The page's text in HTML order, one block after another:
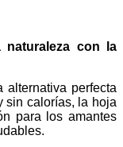
naturaleza con la
alternativa perfecta
sin calorías, la hoja
para los amantes